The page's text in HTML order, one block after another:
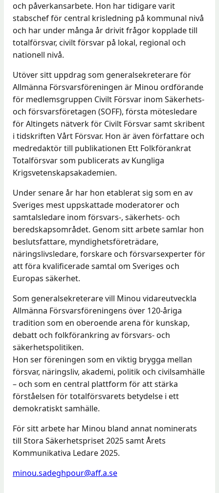
och påverkansarbete. Hon har tidigare varit
stabschef för central krisledning på kommunal nivå
och har under många år drivit frågor kopplade till
totalförsvar, civilt försvar på lokal, regional och
nationell nivå.
Utöver sitt uppdrag som generalsekreterare för
Allmänna Försvarsföreningen är Minou ordförande
för medlemsgruppen Civilt Försvar inom Säkerhets-
och försvarsföretagen (SOFF), första mötesledare
för Altingets nätverk för Civilt Försvar samt skribent
i tidskriften Vårt Försvar. Hon är även författare och
medredaktör till publikationen Ett Folkförankrat
Totalförsvar som publicerats av Kungliga
Krigsvetenskapsakademien.
Under senare år har hon etablerat sig som en av
Sveriges mest uppskattade moderatorer och
samtalsledare inom försvars-, säkerhets- och
beredskapsområdet. Genom sitt arbete samlar hon
beslutsfattare, myndighetsföreträdare,
näringslivsledare, forskare och försvarsexperter för
att föra kvalificerade samtal om Sveriges och
Europas säkerhet.
Som generalsekreterare vill Minou vidareutveckla
Allmänna Försvarsföreningens över 120-åriga
tradition som en oberoende arena för kunskap,
debatt och folkförankring av försvars- och
säkerhetspolitiken.
Hon ser föreningen som en viktig brygga mellan
försvar, näringsliv, akademi, politik och civilsamhälle
– och som en central plattform för att stärka
förståelsen för totalförsvarets betydelse i ett
demokratiskt samhälle.
För sitt arbete har Minou bland annat nominerats
till Stora Säkerhetspriset 2025 samt Årets
Kommunikativa Ledare 2025.
minou.sadeghpour@aff.a.se